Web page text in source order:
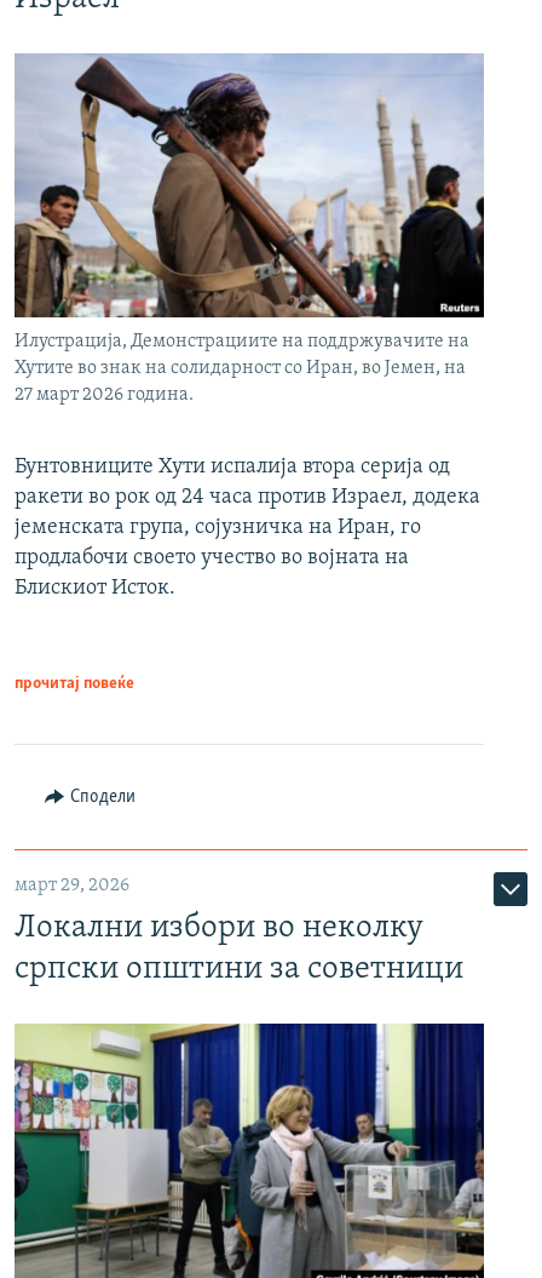
Илустрација, Демонстрациите на поддржувачите на
Хутите во знак на солидарност со Иран, во Јемен, на
27 март 2026 година.
Бунтовниците Хути испалија втора серија од
ракети во рок од 24 часа против Израел, додека
јеменската група, сојузничка на Иран, го
продлабочи своето учество во војната на
Блискиот Исток.
прочитај повеќе
Сподели
март 29, 2026
Локални избори во неколку
српски општини за советници